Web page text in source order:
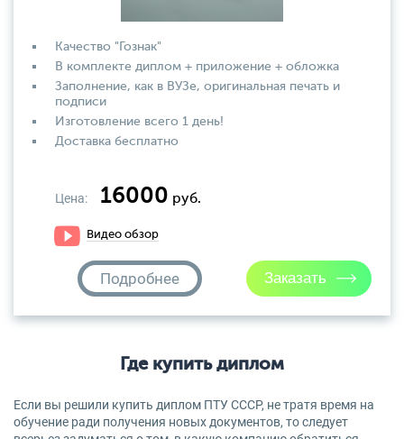
Качество "Гознак"
В комплекте диплом + приложение + обложка
Заполнение, как в ВУЗе, оригинальная печать и
подписи
Изготовление всего 1 день!
Доставка бесплатно
Цена: 16000 руб.
Видео обзор
Подробнее
Где купить диплом
Если вы решили купить диплом ПТУ СССР, не тратя время на
обучение ради получения новых документов, то следует